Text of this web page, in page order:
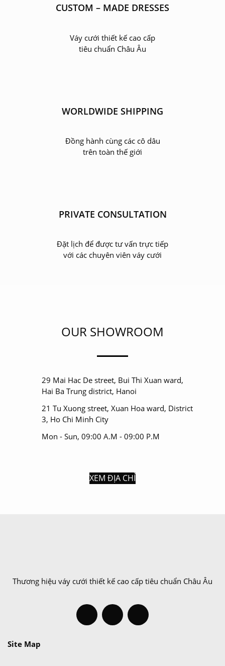
CUSTOM – MADE DRESSES
Váy cưới thiết kế cao cấp
tiêu chuẩn Châu Âu
WORLDWIDE SHIPPING
Đồng hành cùng các cô dâu
trên toàn thế giới
PRIVATE CONSULTATION
Đặt lịch để được tư vấn trực tiếp
với các chuyên viên váy cưới
OUR SHOWROOM
29 Mai Hac De street, Bui Thi Xuan ward,
Hai Ba Trung district, Hanoi
21 Tu Xuong street, Xuan Hoa ward, District
3, Ho Chi Minh City
Mon - Sun, 09:00 A.M - 09:00 P.M
XEM ĐỊA CHỈ
Thương hiệu váy cưới thiết kế cao cấp tiêu chuẩn Châu Âu
Site Map